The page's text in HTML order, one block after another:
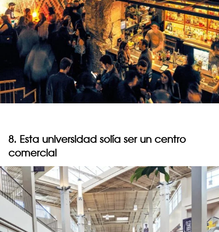
8. Esta universidad solía ser un centro
comercial